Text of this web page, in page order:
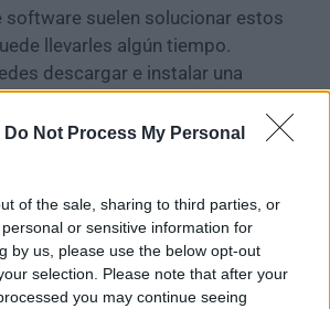
Do Not Process My Personal
of the sale, sharing to third parties, or
or sensitive information for
by us, please use the below opt-out
selection. Please note that after your
you may continue seeing
software suelen solucionar estos
llevarles algún tiempo.
descargar e instalar una
en descargar la versión más
aquí.
antiguas distribuidas en nuestro
libres de virus y están